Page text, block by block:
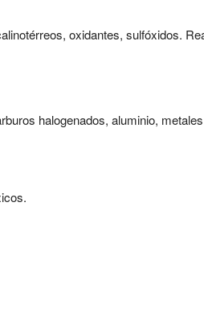
oxidantes, sulfóxidos.
halogenados, aluminio,